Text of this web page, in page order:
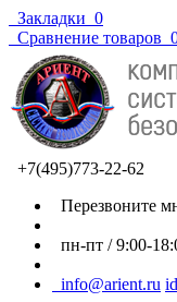
Закладки 0
Сравнение товаров
+7(495)773-22-62
Перезвоните
пн-пт / 9:00-
info@arient.ru